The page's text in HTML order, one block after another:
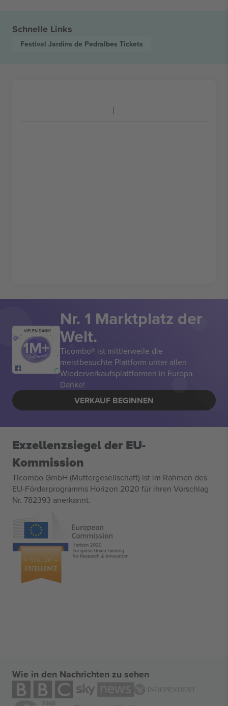
Schnelle Links
Festival Jardins de Pedralbes Tickets
VIELEN DANK!
Nr. 1 Marktplatz der
Welt.
Ticombo® ist mittlerweile die
meistbesuchte Plattform unter allen
Wiederverkaufsplattformen in Europa.
Danke!
VERKAUF BEGINNEN
Exzellenzsiegel der EU-
Kommission
Ticombo GmbH (Muttergesellschaft) ist im Rahmen des
EU-Förderprogramms Horizon 2020 für ihren Vorschlag
Nr. 782393 anerkannt.
Wie in den Nachrichten zu sehen